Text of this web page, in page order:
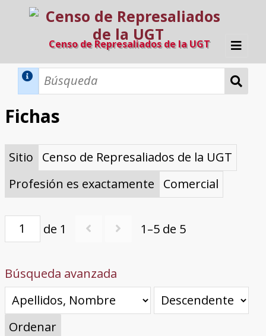
Censo de Represaliados de la UGT
Inicio
Directorio A-Z
Provincias de nacimiento
Profesión
Cárceles
Condenados a muerte
Condenados a muerte (con busca
dinámica)
Ejecutados
El proyecto
Razones y objetivos
El equipo
Colaboradores
Fuentes documentales
Fichas
Sitio
Censo de Represaliados de la UGT
Profesión es exactamente
Comercial
de 1 1–5 de 5
Búsqueda avanzada
Ordenar